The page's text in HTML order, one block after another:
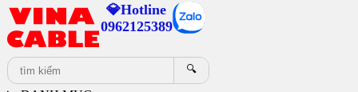
💎Hotline
0962125389
🔍